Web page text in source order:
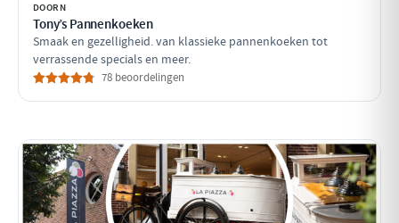
DOORN
Tony’s Pannenkoeken
Smaak en gezelligheid. van klassieke pannenkoeken tot
verrassende specials en meer.
78 beoordelingen